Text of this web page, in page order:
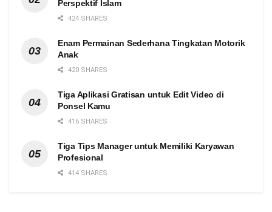
Perspektif Islam
424 SHARES
Enam Permainan Sederhana Tingkatan Motorik
Anak
420 SHARES
Tiga Aplikasi Gratisan untuk Edit Video di
Ponsel Kamu
416 SHARES
Tiga Tips Manager untuk Memiliki Karyawan
Profesional
414 SHARES